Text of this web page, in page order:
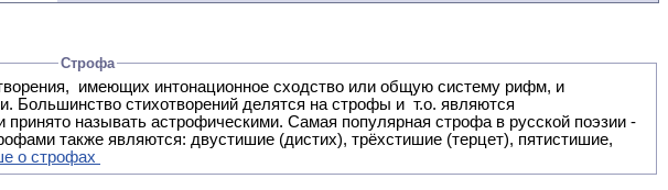
Строфа
систему рифм, и
-
также являются: двустишие (дистих), трёхстишие (терцет), пятистишие,
о строфах